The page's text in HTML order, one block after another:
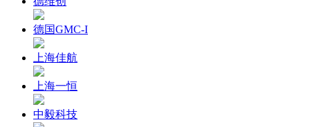
德国GMC-I
上海佳航
上海一恒
中毅科技